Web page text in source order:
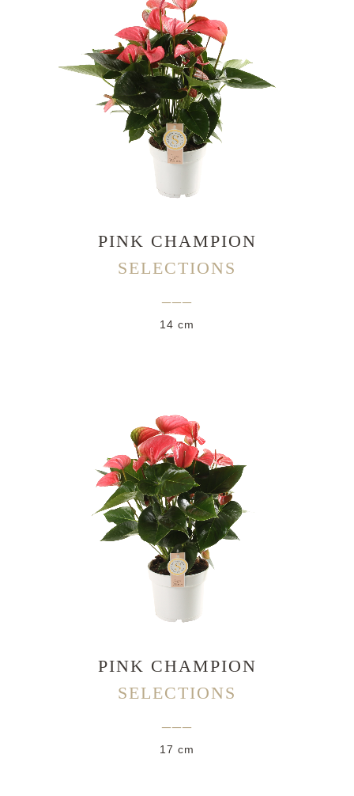
PINK CHAMPION
SELECTIONS
14 cm
PINK CHAMPION
SELECTIONS
17 cm